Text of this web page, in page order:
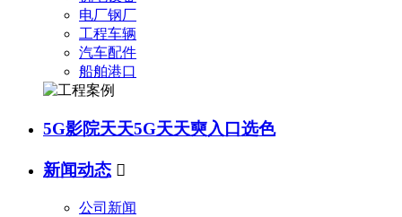
电厂钢厂
工程车辆
汽车配件
船舶港口
5G影院天天5G天天奭入口选色
新闻动态 
公司新闻